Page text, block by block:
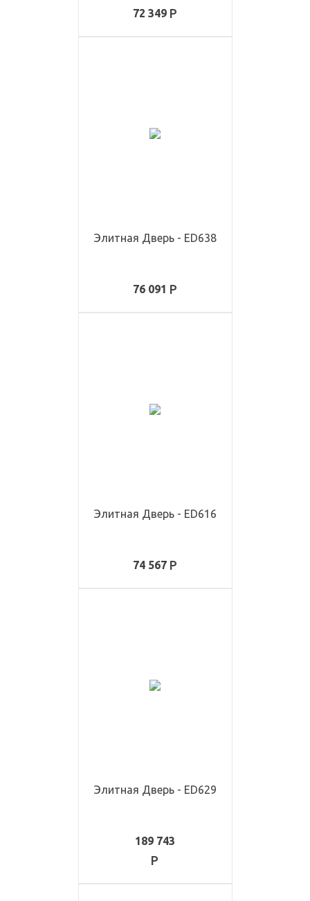
72 349
Элитная Дверь - ED638
76 091
Элитная Дверь - ED616
74 567
Элитная Дверь - ED629
189 743